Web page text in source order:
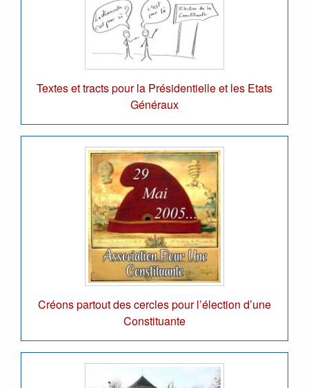
Textes et tracts pour la Présidentielle et les Etats
Généraux
Créons partout des cercles pour l’élection d’une
Constituante